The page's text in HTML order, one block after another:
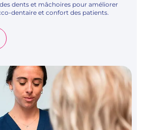
dents et mâchoires pour améliorer
dentaire et confort des patients.